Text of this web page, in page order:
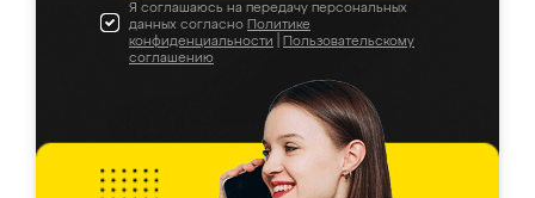
Я соглашаюсь на передачу персональных
данных согласно Политике
конфиденциальности
Пользовательскому
соглашению